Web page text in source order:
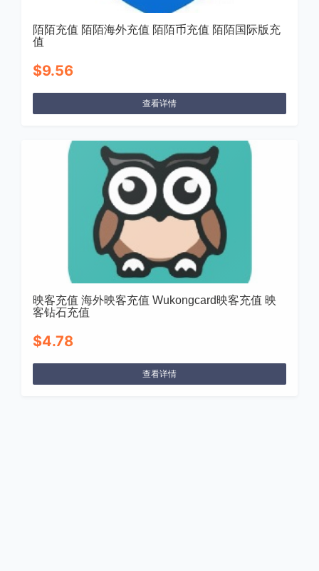
陌陌充值 陌陌海外充值 陌陌币充值 陌陌国际版充
值
$9.56
查看详情
映客充值 海外映客充值 Wukongcard映客充值 映
客钻石充值
$4.78
查看详情